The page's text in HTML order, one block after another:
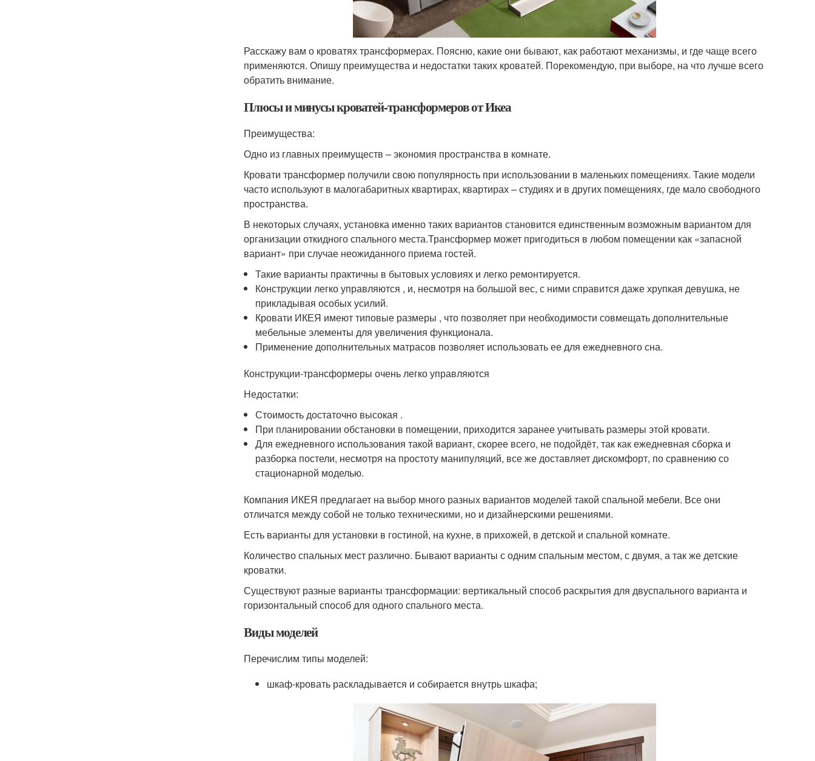
Расскажу вам о кроватях трансформерах. Поясню, какие они бывают, как работают механизмы, и где чаще всего
применяются. Опишу преимущества и недостатки таких кроватей. Порекомендую, при выборе, на что лучше всего
обратить внимание.
Плюсы и минусы кроватей-трансформеров от Икеа
Преимущества:
Одно из главных преимуществ – экономия пространства в комнате.
Кровати трансформер получили свою популярность при использовании в маленьких помещениях. Такие модели
часто используют в малогабаритных квартирах, квартирах – студиях и в других помещениях, где мало свободного
пространства.
В некоторых случаях, установка именно таких вариантов становится единственным возможным вариантом для
организации откидного спального места.Трансформер может пригодиться в любом помещении как «запасной
вариант» при случае неожиданного приема гостей.
Такие варианты практичны в бытовых условиях и легко ремонтируется.
Конструкции легко управляются , и, несмотря на большой вес, с ними справится даже хрупкая девушка, не
прикладывая особых усилий.
Кровати ИКЕЯ имеют типовые размеры , что позволяет при необходимости совмещать дополнительные
мебельные элементы для увеличения функционала.
Применение дополнительных матрасов позволяет использовать ее для ежедневного сна.
Конструкции-трансформеры очень легко управляются
Недостатки:
Стоимость достаточно высокая .
При планировании обстановки в помещении, приходится заранее учитывать размеры этой кровати.
Для ежедневного использования такой вариант, скорее всего, не подойдёт, так как ежедневная сборка и
разборка постели, несмотря на простоту манипуляций, все же доставляет дискомфорт, по сравнению со
стационарной моделью.
Компания ИКЕЯ предлагает на выбор много разных вариантов моделей такой спальной мебели. Все они
отличатся между собой не только техническими, но и дизайнерскими решениями.
Есть варианты для установки в гостиной, на кухне, в прихожей, в детской и спальной комнате.
Количество спальных мест различно. Бывают варианты с одним спальным местом, с двумя, а так же детские
кроватки.
Существуют разные варианты трансформации: вертикальный способ раскрытия для двуспального варианта и
горизонтальный способ для одного спального места.
Виды моделей
Перечислим типы моделей:
шкаф-кровать раскладывается и собирается внутрь шкафа;